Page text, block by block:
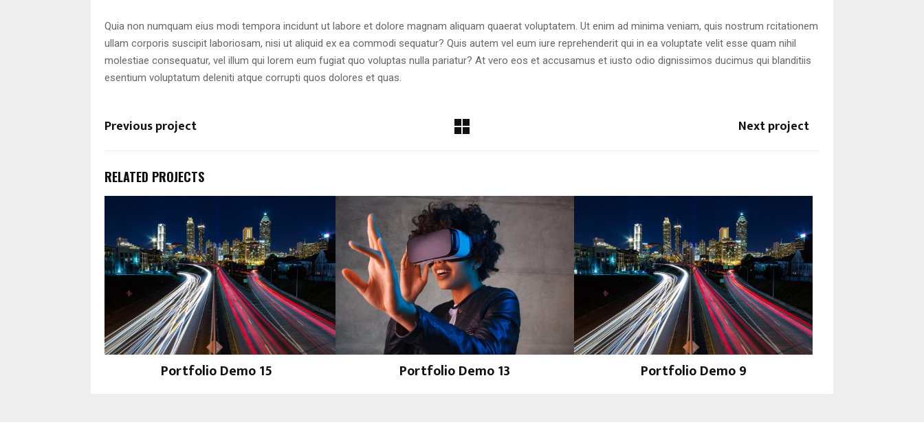
Quia non numquam eius modi tempora incidunt ut labore et dolore magnam aliquam quaerat voluptatem. Ut enim ad minima veniam, quis nostrum rcitationem
ullam corporis suscipit laboriosam, nisi ut aliquid ex ea commodi sequatur? Quis autem vel eum iure reprehenderit qui in ea voluptate velit esse quam nihil
molestiae consequatur, vel illum qui lorem eum fugiat quo voluptas nulla pariatur? At vero eos et accusamus et iusto odio dignissimos ducimus qui blanditiis
esentium voluptatum deleniti atque corrupti quos dolores et quas.
Previous project Next project
RELATED PROJECTS
Portfolio Demo 15 Portfolio Demo 13 Portfolio Demo 9